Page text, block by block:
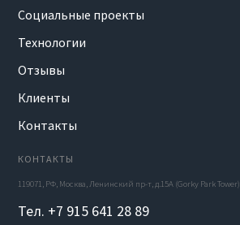
Социальные проекты
Технологии
Отзывы
Клиенты
Контакты
КОНТАКТЫ
119071, РФ, Москва, Ленинский пр-т, д.15А (Gorky Park Tower)
Тел. +7 915 641 28 89